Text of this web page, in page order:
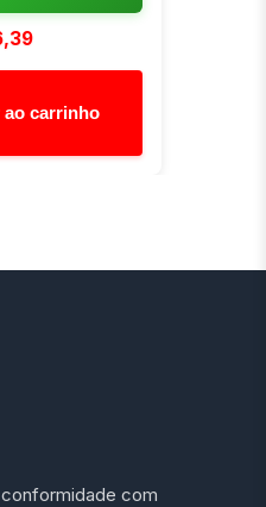
carrinho
com